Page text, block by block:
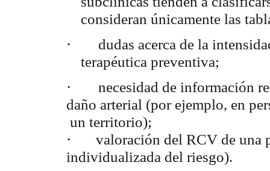
consideran únicamente las
·
dudas acerca de la
terapéutica preventiva;
·
necesidad de información
daño arterial (por ejemplo, en
un territorio);
·
valoración del RCV de una
individualizada del riesgo).